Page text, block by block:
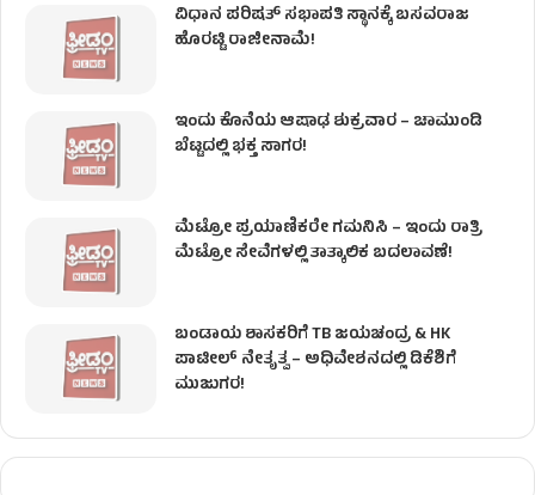
ವಿಧಾನ ಪರಿಷತ್ ಸಭಾಪತಿ ಸ್ಥಾನಕ್ಕೆ ಬಸವರಾಜ
ಹೊರಟ್ಟಿ ರಾಜೀನಾಮೆ!
ಇಂದು ಕೊನೆಯ ಆಷಾಢ ಶುಕ್ರವಾರ – ಚಾಮುಂಡಿ
ಬೆಟ್ಟದಲ್ಲಿ ಭಕ್ತ ಸಾಗರ!
ಮೆಟ್ರೋ ಪ್ರಯಾಣಿಕರೇ ಗಮನಿಸಿ – ಇಂದು ರಾತ್ರಿ
ಮೆಟ್ರೋ ಸೇವೆಗಳಲ್ಲಿ ತಾತ್ಕಾಲಿಕ ಬದಲಾವಣೆ!
ಬಂಡಾಯ ಶಾಸಕರಿಗೆ TB ಜಯಚಂದ್ರ & HK
ಪಾಟೀಲ್ ನೇತೃತ್ವ – ಅಧಿವೇಶನದಲ್ಲಿ ಡಿಕೆಶಿಗೆ
ಮುಜುಗರ!